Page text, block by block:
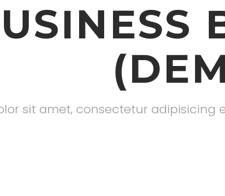
sit amet, consectetur adipisicing